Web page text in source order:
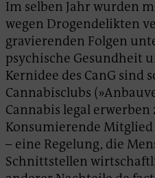
Im selben Jahr wurden
wegen Drogendelikten
gravierenden Folgen
psychische Gesundheit
Kernidee des CanG sind
Cannabisclubs
Cannabis legal
Konsumierende
– eine Regelung, die
Schnittstellen